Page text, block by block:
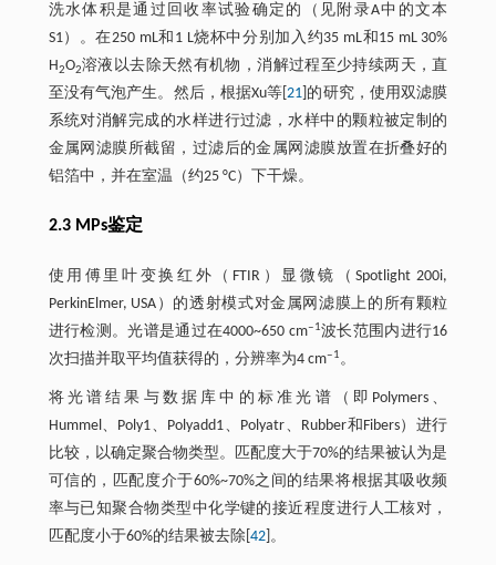
洗水体积是通过回收率试验确定的（见附录A中的文本
S1）。在250 mL和1 L烧杯中分别加入约35 mL和15 mL 30%
H2O2溶液以去除天然有机物，消解过程至少持续两天，直
至没有气泡产生。然后，根据Xu等[21 ]的研究，使用双滤膜
系统对消解完成的水样进行过滤，水样中的颗粒被定制的
金属网滤膜所截留，过滤后的金属网滤膜放置在折叠好的
铝箔中，并在室温（约25 °C）下干燥。
2.3 MPs鉴定
使用傅里叶变换红外（FTIR）显微镜（Spotlight 200i,
PerkinElmer, USA）的透射模式对金属网滤膜上的所有颗粒
进行检测。光谱是通过在4000~650 cm‒1波长范围内进行16
次扫描并取平均值获得的，分辨率为4 cm‒1。
将光谱结果与数据库中的标准光谱（即Polymers、
Hummel、Poly1、Polyadd1、Polyatr、Rubber和Fibers）进行
比较，以确定聚合物类型。匹配度大于70%的结果被认为是
可信的，匹配度介于60%~70%之间的结果将根据其吸收频
率与已知聚合物类型中化学键的接近程度进行人工核对，
匹配度小于60%的结果被去除[ 42]。